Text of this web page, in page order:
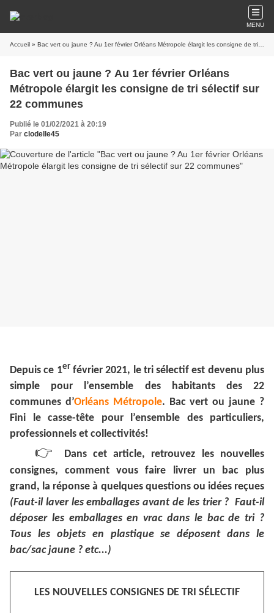
MENU
Accueil » Bac vert ou jaune ? Au 1er février Orléans Métropole élargit les consigne de tri sélectif sur 22 communes
Bac vert ou jaune ? Au 1er février Orléans
Métropole élargit les consigne de tri sélectif sur
22 communes
Publié le 01/02/2021 à 20:19
Par clodelle45
Depuis ce 1er février 2021, le tri sélectif est devenu plus
simple pour l’ensemble des habitants des 22
communes d’Orléans Métropole. Bac vert ou jaune ?
Fini le casse-tête pour l’ensemble des particuliers,
professionnels et collectivités!
👉
Dans cet article, retrouvez les nouvelles
consignes, comment vous faire livrer un bac plus
grand, la réponse à quelques questions ou idées reçues
(Faut-il laver les emballages avant de les trier ? Faut-il
déposer les emballages en vrac dans le bac de tri ?
Tous les objets en plastique se déposent dans le
bac/sac jaune ? etc...)
LES NOUVELLES CONSIGNES DE TRI SÉLECTIF